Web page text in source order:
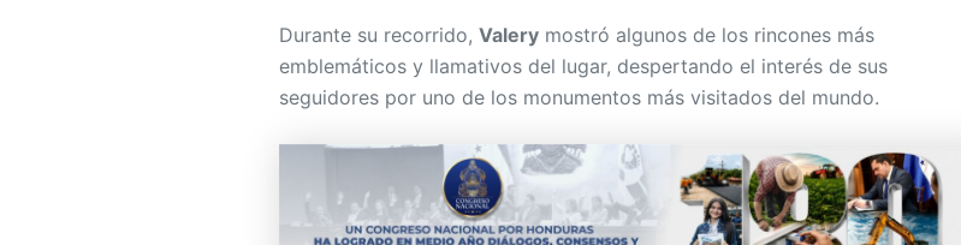
Durante su recorrido, Valery mostró algunos de los rincones más
emblemáticos y llamativos del lugar, despertando el interés de sus
seguidores por uno de los monumentos más visitados del mundo.